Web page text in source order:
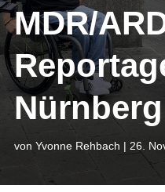
MDR/
Nürnberg
von Yvonne Rehbach | 26.